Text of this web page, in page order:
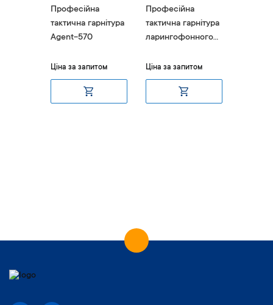
Професійна
тактична гарнітура
Agent-570
Ціна за запитом
Професійна
тактична гарнітура
ларингофонного
Ціна за запитом